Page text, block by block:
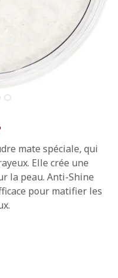
mate spéciale, qui
Elle crée une
la peau. Anti-Shine
pour matifier les